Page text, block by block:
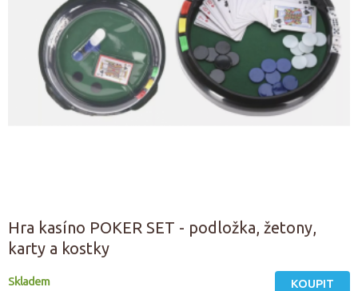
Hra kasíno POKER SET - podložka, žetony,
karty a kostky
Skladem KOUPIT